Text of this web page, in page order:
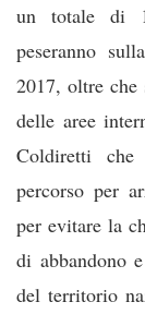
un totale di
peseranno
2017, oltre che
delle aree
Coldiretti che
percorso per
per evitare la
di abbandono
del territorio